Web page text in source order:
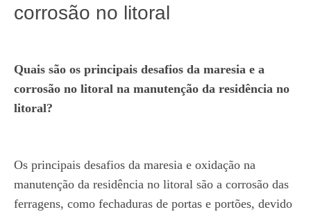
corrosão no litoral
Quais são os principais desafios da maresia e a
corrosão no litoral na manutenção da residência no
litoral?
Os principais desafios da maresia e oxidação na
manutenção da residência no litoral são a corrosão das
ferragens, como fechaduras de portas e portões, devido